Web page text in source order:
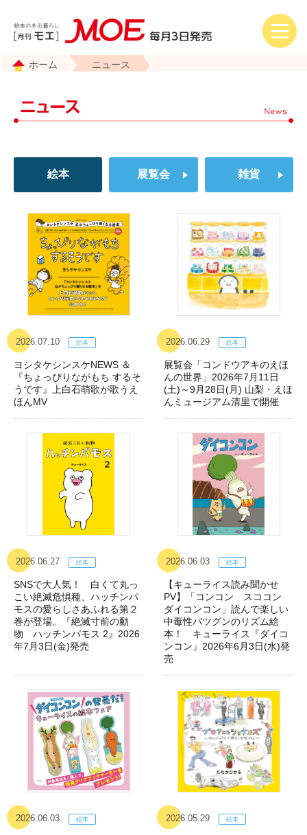
ホーム ニュース
絵本 展覧会 雑貨
2026.07.10
ヨシタケシンスケNEWS ＆
『ちょっぴりながもち するそ
うです』上白石萌歌が歌うえ
ほんMV
2026.06.29
展覧会「コンドウアキのえほ
んの世界」2026年7月11日
(土)～9月28日(月) 山梨・えほ
んミュージアム清里で開催
2026.06.27
SNSで大人気！ 白くて丸っ
こい絶滅危惧種、ハッチンパ
モスの愛らしさあふれる第２
巻が登場。『絶滅寸前の動
物 ハッチンパモス 2』2026
年7月3日(金)発売
2026.06.03
【キューライス読み聞かせ
PV】「コンコン スココン
ダイコンコン」読んで楽しい
中毒性バツグンのリズム絵
本！ キューライス『ダイコ
ンコン』2026年6月3日(水)発
売
2026.06.03 2026.05.29